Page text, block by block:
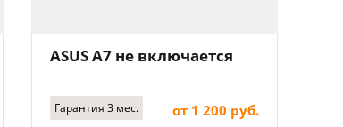
ASUS A7 не включается
Гарантия 3 мес. от 1 200 руб.